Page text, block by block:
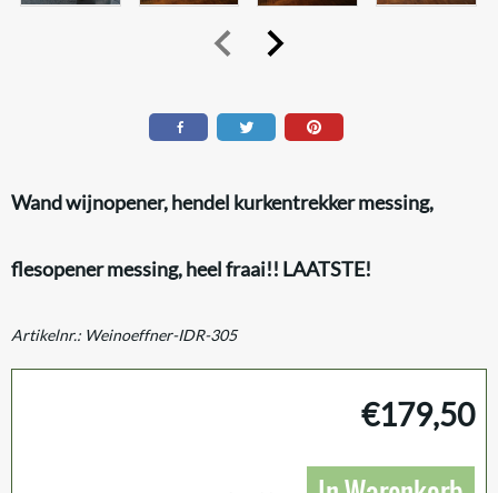
Wand wijnopener, hendel kurkentrekker messing,
flesopener messing, heel fraai!! LAATSTE!
Artikelnr.: Weinoeffner-IDR-305
€179,50